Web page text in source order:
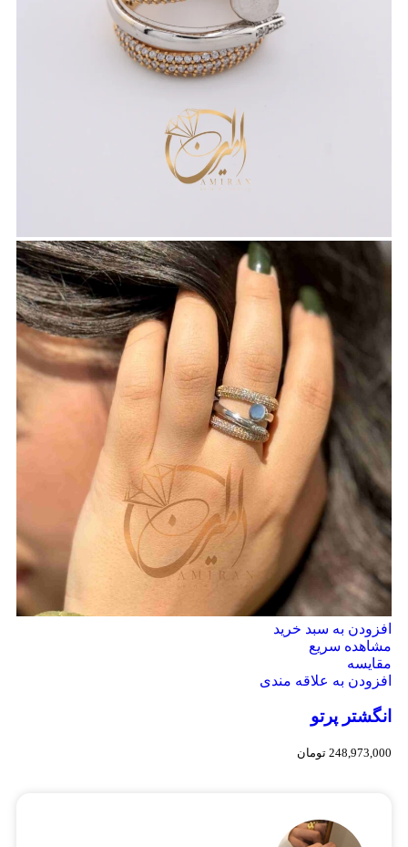
افزودن به سبد خرید
مشاهده سریع
مقایسه
افزودن به علاقه مندی
انگشتر پرتو
248,973,000 تومان